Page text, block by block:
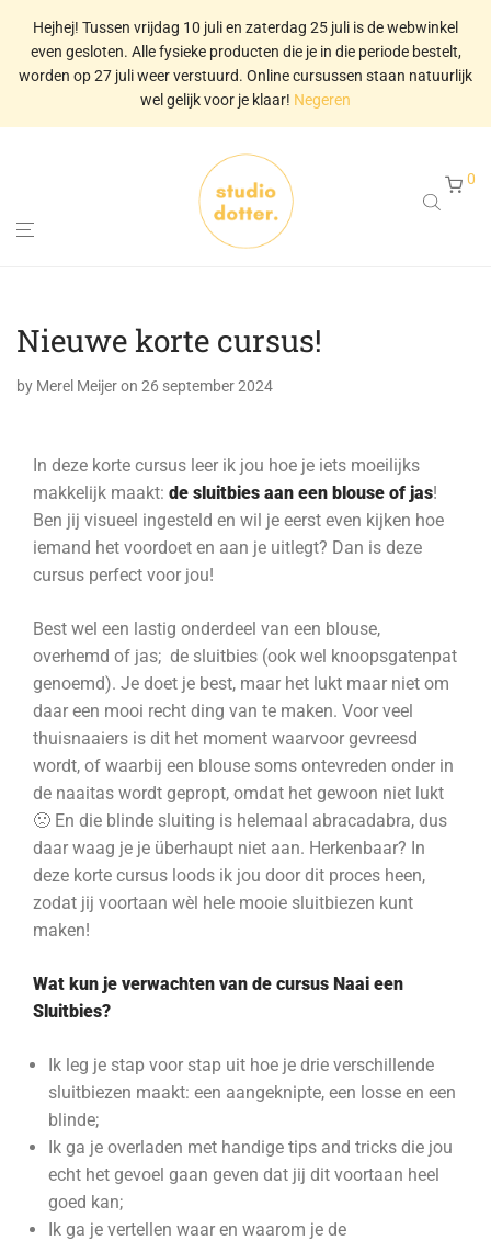
Hejhej! Tussen vrijdag 10 juli en zaterdag 25 juli is de webwinkel
even gesloten. Alle fysieke producten die je in die periode bestelt,
worden op 27 juli weer verstuurd. Online cursussen staan natuurlijk
wel gelijk voor je klaar! Negeren
0
Nieuwe korte cursus!
by Merel Meijeron 26 september 2024
In deze korte cursus leer ik jou hoe je iets moeilijks
makkelijk maakt: de sluitbies aan een blouse of jas!
Ben jij visueel ingesteld en wil je eerst even kijken hoe
iemand het voordoet en aan je uitlegt? Dan is deze
cursus perfect voor jou!
Best wel een lastig onderdeel van een blouse,
overhemd of jas; de sluitbies (ook wel knoopsgatenpat
genoemd). Je doet je best, maar het lukt maar niet om
daar een mooi recht ding van te maken. Voor veel
thuisnaaiers is dit het moment waarvoor gevreesd
wordt, of waarbij een blouse soms ontevreden onder in
de naaitas wordt gepropt, omdat het gewoon niet lukt
🙁 En die blinde sluiting is helemaal abracadabra, dus
daar waag je je überhaupt niet aan. Herkenbaar? In
deze korte cursus loods ik jou door dit proces heen,
zodat jij voortaan wèl hele mooie sluitbiezen kunt
maken!
Wat kun je verwachten van de cursus Naai een
Sluitbies?
Ik leg je stap voor stap uit hoe je drie verschillende
sluitbiezen maakt: een aangeknipte, een losse en een
blinde;
Ik ga je overladen met handige tips and tricks die jou
echt het gevoel gaan geven dat jij dit voortaan heel
goed kan;
Ik ga je vertellen waar en waarom je de